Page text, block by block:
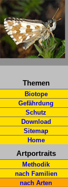
Themen
Biotope
Gefährdung
Schutz
Download
Sitemap
Home
Artportraits
Methodik
nach Familien
nach Arten